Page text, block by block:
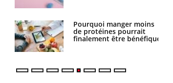
Pourquoi manger moins
de protéines pourrait
finalement être bénéfique
Mordue par une tique en
vacances, elle reste dans
le coma pendant 42 jours